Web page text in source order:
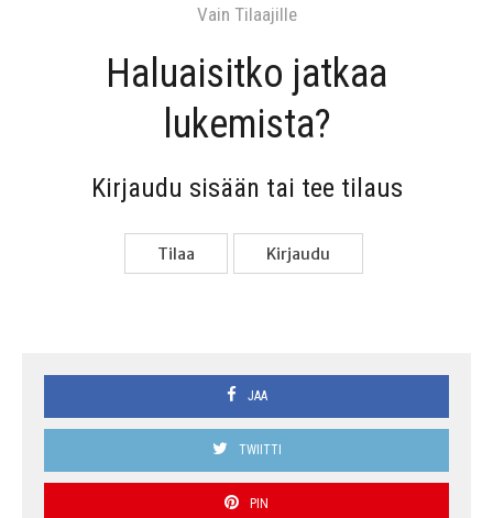
Vain Tilaa­jil­le
Haluai­sit­ko jat­kaa
lukemista?
Kir­jau­du sisään tai tee tilaus
Tilaa Kir­jau­du
JAA
TWIITTI
PIN